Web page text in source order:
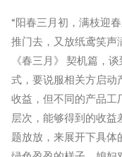
“阳春三月初，满枝迎
推门去，又放纸鸢笑
《春三月》 契机篇，
式，要说服相关方启动
收益，但不同的产品工
层次，能够得到的收
题放放，来展开下具体